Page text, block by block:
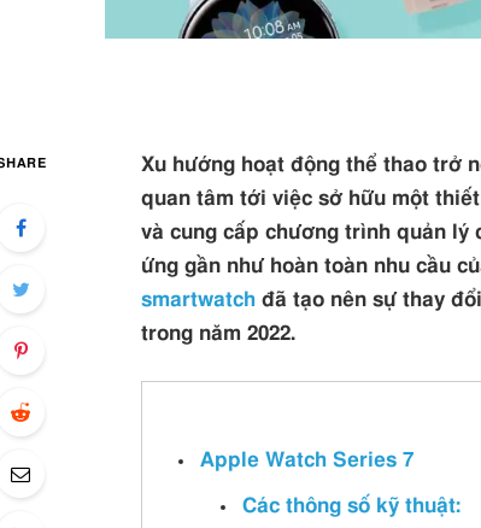
Xu hướng hoạt động thể thao trở
quan tâm tới việc sở hữu một
và cung cấp chương trình quản lý
ứng gần như hoàn toàn nhu cầu
smartwatch đã tạo nên sự thay
trong năm 2022.
Apple Watch Series 7
Các thông số kỹ thuật: